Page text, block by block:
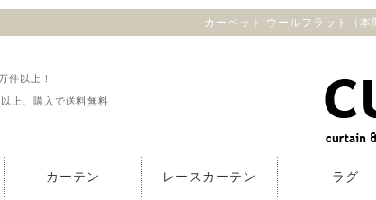
カーペット ウールフラット（
件以上！
上、購入で送料無料
カーテン レースカーテン ラグ